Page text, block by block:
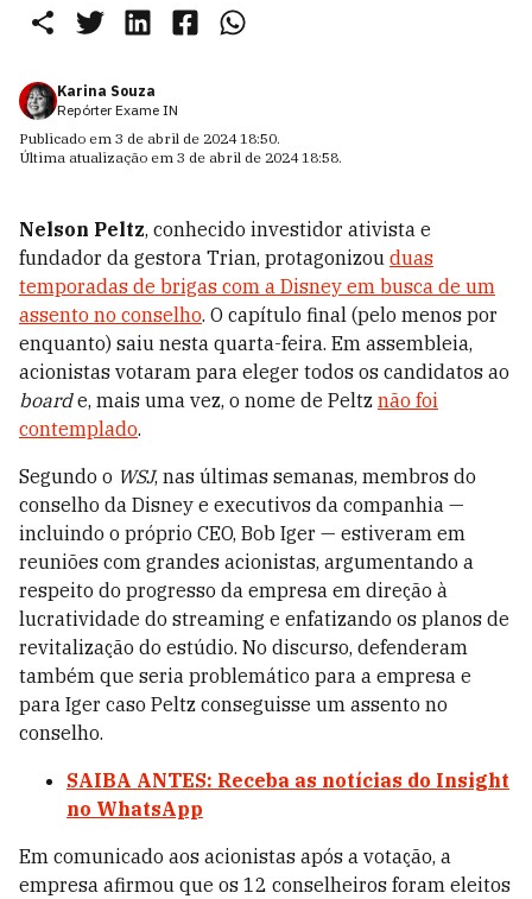
Karina Souza
Repórter Exame IN
Publicado em 3 de abril de 2024 18:50.
Última atualização em 3 de abril de 2024 18:58.
Nelson Peltz, conhecido investidor ativista e
fundador da gestora Trian, protagonizou duas
temporadas de brigas com a Disney em busca de um
assento no conselho. O capítulo final (pelo menos por
enquanto) saiu nesta quarta-feira. Em assembleia,
acionistas votaram para eleger todos os candidatos ao
boarde, mais uma vez, o nome de Peltz não foi
contemplado.
Segundo o WSJ, nas últimas semanas, membros do
conselho da Disney e executivos da companhia —
incluindo o próprio CEO, Bob Iger — estiveram em
reuniões com grandes acionistas, argumentando a
respeito do progresso da empresa em direção à
lucratividade do streaming e enfatizando os planos de
revitalização do estúdio. No discurso, defenderam
também que seria problemático para a empresa e
para Iger caso Peltz conseguisse um assento no
conselho.
SAIBA ANTES: Receba as notícias do Insight
no WhatsApp
Em comunicado aos acionistas após a votação, a
empresa afirmou que os 12 conselheiros foram eleitos